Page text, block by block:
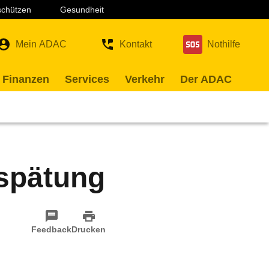
Gesundheit
Mein ADAC Kontakt Nothilfe
Services Verkehr Der ADAC
FeedbackDrucken